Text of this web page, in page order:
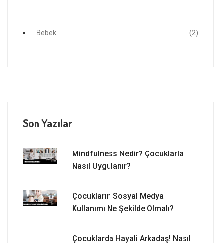
Bebek (2)
Son Yazılar
Mindfulness Nedir? Çocuklarla
Nasıl Uygulanır?
Çocukların Sosyal Medya
Kullanımı Ne Şekilde Olmalı?
Çocuklarda Hayali Arkadaş! Nasıl